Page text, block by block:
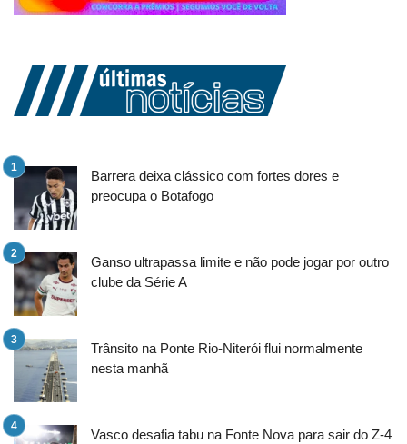
Barrera deixa clássico com fortes dores e
preocupa o Botafogo
Ganso ultrapassa limite e não pode jogar por outro
clube da Série A
Trânsito na Ponte Rio-Niterói flui normalmente
nesta manhã
Vasco desafia tabu na Fonte Nova para sair do Z-4